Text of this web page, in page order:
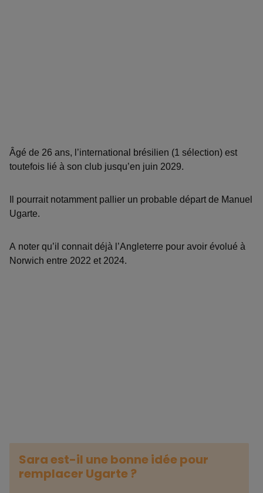
Âgé de 26 ans, l’international brésilien (1 sélection) est
toutefois lié à son club jusqu’en juin 2029.
Il pourrait notamment pallier un probable départ de Manuel
Ugarte.
A noter qu’il connait déjà l’Angleterre pour avoir évolué à
Norwich entre 2022 et 2024.
Sara est-il une bonne idée pour
remplacer Ugarte ?